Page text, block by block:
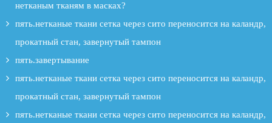
нетканым тканям в масках?
пять.нетканые ткани сетка через сито переносится на каландр,
прокатный стан, завернутый тампон
пять.завертывание
пять.нетканые ткани сетка через сито переносится на каландр,
прокатный стан, завернутый тампон
пять.нетканые ткани сетка через сито переносится на каландр,